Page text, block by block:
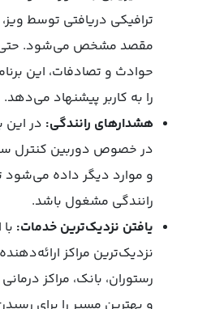
ترافیکی دریافتی توسط
مقصد مشخص می‌شود. حتی
حوادث و تصادفات، این
را به کاربر پیشنهاد می‌دهد.
هشدارهای رانندگی: در این
در خصوص دوربین کنترل
و موارد دیگر داده می‌شود
رانندگی مشغول باشد.
یافتن نزدیک‌ترین خدمات:
نزدیک‌ترین مراکز
رستوران، بانک، مراکز